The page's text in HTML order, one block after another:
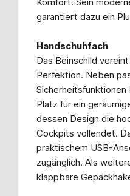
garantiert dazu ein
Handschuhfach
Das Beinschild
Perfektion. Neben
Platz für ein
dessen Design die
Cockpits vollendet.
praktischem USB-
zugänglich. Als
klappbare